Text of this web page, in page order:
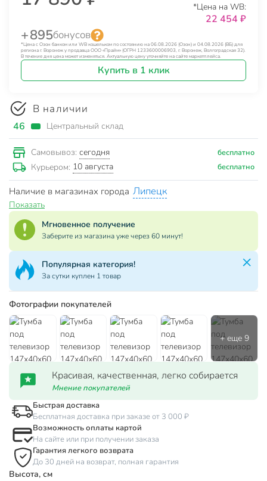
*Цена на WB:
22 454 ₽
+ 895бонусов
*Цена с Озон банком или WB кошельком по состоянию на 06.08.2026 (Озон) и 04.08.2026 (ВБ) для
региона г. Воронеж у продавца ООО «Прайм» (ОГРН 1233600006903, г. Воронеж, Волгоградская 32).
В течение дня цена может изменяться. Актуальную цену уточняйте на сайте маркетплейса.
Купить в 1 клик
В наличии
46 Центральный склад
Самовывоз: сегодня бесплатно
Курьером: 10 августа бесплатно
Наличие в магазинах города Липецк
Показать
Мгновенное получение
Заберите из магазина уже через 60 минут!
Популярная категория!
За сутки куплен 1 товар
Фотографии покупателей
Красивая, качественная, легко собирается
Мнение покупателей
Быстрая доставка
Бесплатная доставка при заказе от 3 000 ₽
Возможность оплаты картой
На сайте или при получении заказа
Гарантия легкого возврата
До 30 дней на возврат, полная гарантия
Высота, см